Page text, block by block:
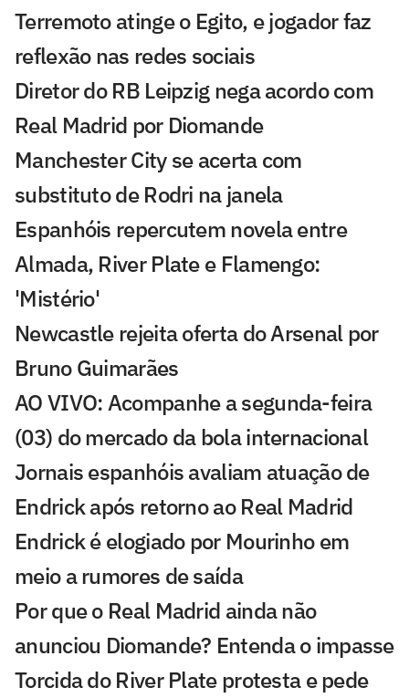
Terremoto atinge o Egito, e jogador faz
reflexão nas redes sociais
Diretor do RB Leipzig nega acordo com
Real Madrid por Diomande
Manchester City se acerta com
substituto de Rodri na janela
Espanhóis repercutem novela entre
Almada, River Plate e Flamengo:
'Mistério'
Newcastle rejeita oferta do Arsenal por
Bruno Guimarães
AO VIVO: Acompanhe a segunda-feira
(03) do mercado da bola internacional
Jornais espanhóis avaliam atuação de
Endrick após retorno ao Real Madrid
Endrick é elogiado por Mourinho em
meio a rumores de saída
Por que o Real Madrid ainda não
anunciou Diomande? Entenda o impasse
Torcida do River Plate protesta e pede